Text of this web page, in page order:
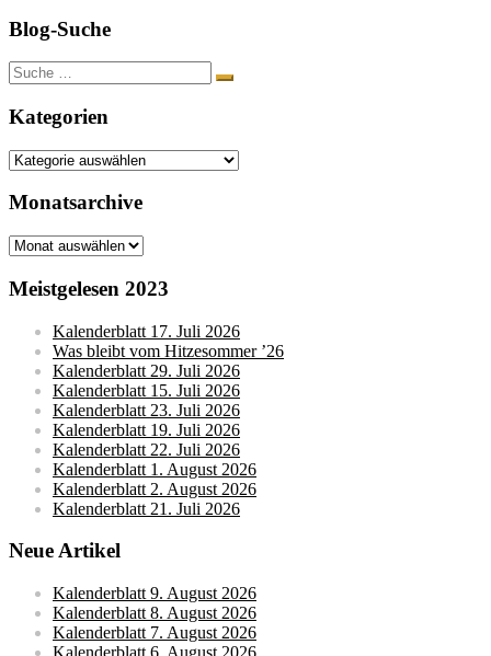
Blog-Suche
Suche
nach:
Kategorien
Kategorien
Monatsarchive
Monatsarchive
Meistgelesen 2023
Kalenderblatt 17. Juli 2026
Was bleibt vom Hitzesommer ’26
Kalenderblatt 29. Juli 2026
Kalenderblatt 15. Juli 2026
Kalenderblatt 23. Juli 2026
Kalenderblatt 19. Juli 2026
Kalenderblatt 22. Juli 2026
Kalenderblatt 1. August 2026
Kalenderblatt 2. August 2026
Kalenderblatt 21. Juli 2026
Neue Artikel
Kalenderblatt 9. August 2026
Kalenderblatt 8. August 2026
Kalenderblatt 7. August 2026
Kalenderblatt 6. August 2026